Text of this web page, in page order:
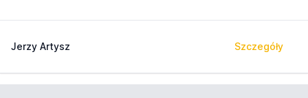
Jerzy Artysz Szczegóły